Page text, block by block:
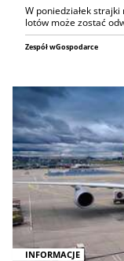
W poniedziałek
lotów może zostać
Zespół wGospodarce
INFORMACJE